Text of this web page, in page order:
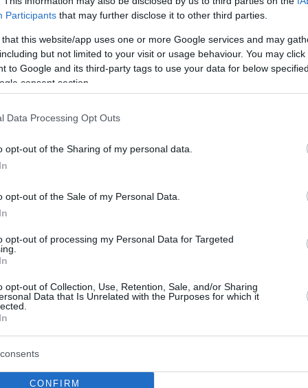
Participants that may further disclose it to other third parties.
that this website/app uses one or more Google services and may
but not limited to your visit or usage behaviour. You may
to Google and its third-party tags to use your data for below
consent section.
Data Processing Opt Outs
opt-out of the Sharing of my personal data.
opt-out of the Sale of my Personal Data.
opt-out of processing my Personal Data for Targeted
opt-out of Collection, Use, Retention, Sale, and/or Sharing
Data that Is Unrelated with the Purposes for which it
CONFIRM
μετέφερε 12 τόνους πυρομαχικών - Σε μεγάλη
μέρη του αεροπλάνου
τόνους πυρομαχικά μετέφερε
- Οκτώ νεκροί από την
Το πρωί θα προσεγγίσουν οι
η επιχείρηση προσέγγισης της ατράκτου του
- Θα σταλεί μήνυμα από το 112 για να μείνουν οι
περιοχής στα σπίτια τους με κλειστά παράθυρα - Το
από τη Νις της Σερβίας για την Ιορδανία -
δυνάμεις επιχειρούν στην περιοχή